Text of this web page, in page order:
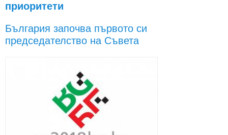
приоритети
България започва първото си
председателство на Съвета